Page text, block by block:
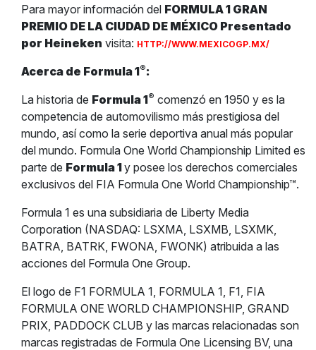
Para mayor información del FORMULA 1 GRAN
PREMIO DE LA CIUDAD DE MÉXICO Presentado
por Heineken visita: HTTP://WWW.MEXICOGP.MX/
Acerca de Formula 1®:
La historia de Formula 1® comenzó en 1950 y es la
competencia de automovilismo más prestigiosa del
mundo, así como la serie deportiva anual más popular
del mundo. Formula One World Championship Limited es
parte de Formula 1y posee los derechos comerciales
exclusivos del FIA Formula One World Championship™.
Formula 1 es una subsidiaria de Liberty Media
Corporation (NASDAQ: LSXMA, LSXMB, LSXMK,
BATRA, BATRK, FWONA, FWONK) atribuida a las
acciones del Formula One Group.
El logo de F1 FORMULA 1, FORMULA 1, F1, FIA
FORMULA ONE WORLD CHAMPIONSHIP, GRAND
PRIX, PADDOCK CLUB y las marcas relacionadas son
marcas registradas de Formula One Licensing BV, una